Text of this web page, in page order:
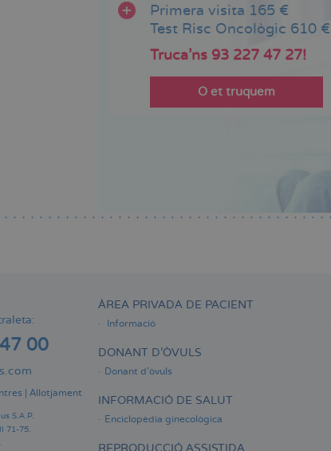
Primera visita 165 €
Test Risc Oncològic 610 €
Truca'ns 93 227 47 27!
O et truquem
00
Allotjament
S.A.P.
71-75.
ÀREA PRIVADA DE PACIENT
Informació
DONANT D'ÒVULS
Donant d'òvuls
INFORMACIÓ DE SALUT
Enciclopèdia ginecològica